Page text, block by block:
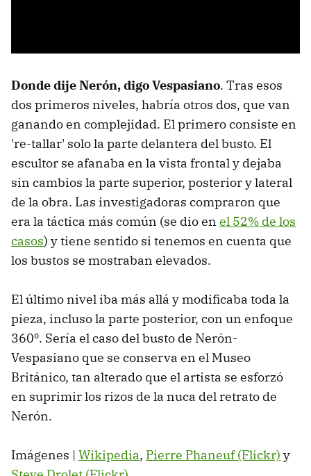
Donde dije Nerón, digo Vespasiano. Tras esos
dos primeros niveles, habría otros dos, que van
ganando en complejidad. El primero consiste en
're-tallar' solo la parte delantera del busto. El
escultor se afanaba en la vista frontal y dejaba
sin cambios la parte superior, posterior y lateral
de la obra. Las investigadoras compraron que
era la táctica más común (se dio en el 52% de los
casos) y tiene sentido si tenemos en cuenta que
los bustos se mostraban elevados.
El último nivel iba más allá y modificaba toda la
pieza, incluso la parte posterior, con un enfoque
360º. Sería el caso del busto de Nerón-
Vespasiano que se conserva en el Museo
Británico, tan alterado que el artista se esforzó
en suprimir los rizos de la nuca del retrato de
Nerón.
Imágenes | Wikipedia, Pierre Phaneuf (Flickr) y